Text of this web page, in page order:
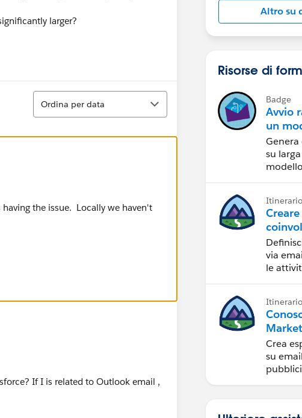
Ordina
Ordina per data
the issue. Locally we haven't
If I is related to Outlook email ,
Altro su
Risorse di
Badge
Avvio
un
di
su
Itinerario
via
le
Itinerario
Crea
su